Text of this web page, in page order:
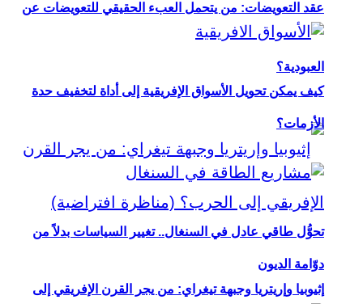
عقد التعويضات: من يتحمل العبء الحقيقي للتعويضات عن
العبودية؟
إثيوبيا وإريتريا وجبهة تيغراي: من يجر القرن الإفريقي إلى
كيف يمكن تحويل الأسواق الإفريقية إلى أداة لتخفيف حدة
الأزمات؟
تحوُّل طاقي عادل في السنغال.. تغيير السياسات بدلاً من
دوّامة الديون